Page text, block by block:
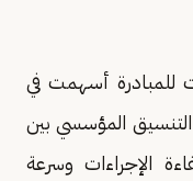
للمبادرة أسهمت في
المؤسسي بين
الإجراءات وسرعة